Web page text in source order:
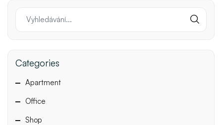
Categories
Apartment
Office
Shop